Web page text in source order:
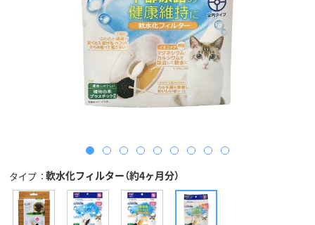
タイプ 軟水化フィルター（約4ヶ月分）